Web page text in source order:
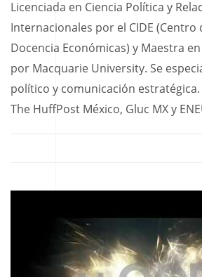
Licenciada en Ciencia Política y
Internacionales por el CIDE (Centro
Docencia Económicas) y Maestra
por Macquarie University. Se
político y comunicación
The HuffPost México, Gluc MX y